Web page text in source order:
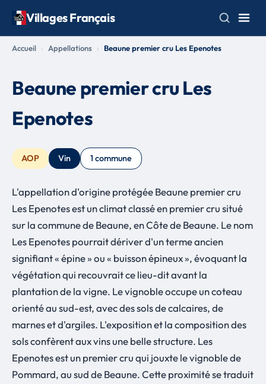
Villages Français
Accueil Appellations Beaune premier cru Les Epenotes
Beaune premier cru Les
Epenotes
AOP Vin 1 commune
L'appellation d'origine protégée Beaune premier cru
Les Epenotes est un climat classé en premier cru situé
sur la commune de Beaune, en Côte de Beaune. Le nom
Les Epenotes pourrait dériver d'un terme ancien
signifiant « épine » ou « buisson épineux », évoquant la
végétation qui recouvrait ce lieu-dit avant la
plantation de la vigne. Le vignoble occupe un coteau
orienté au sud-est, avec des sols de calcaires, de
marnes et d'argiles. L'exposition et la composition des
sols confèrent aux vins une belle structure. Les
Epenotes est un premier cru qui jouxte le vignoble de
Pommard, au sud de Beaune. Cette proximité se traduit